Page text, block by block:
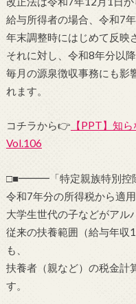
給与所得者の場合、令和7
年末調整時にはじめて反映
それに対し、令和8年分以降
毎月の源泉徴収事務にも影
れます。
コチラから👉 【PPT】知
Vol.106
□■━━━「特定親族特別
令和7年分の所得税から適
大学生世代の子などがアル
従来の扶養範囲（給与年収
も、
扶養者（親など）の税金計
す。